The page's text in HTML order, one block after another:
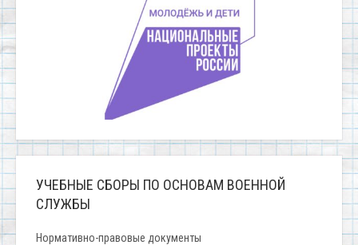
УЧЕБНЫЕ СБОРЫ ПО ОСНОВАМ ВОЕННОЙ
СЛУЖБЫ
Нормативно-правовые документы